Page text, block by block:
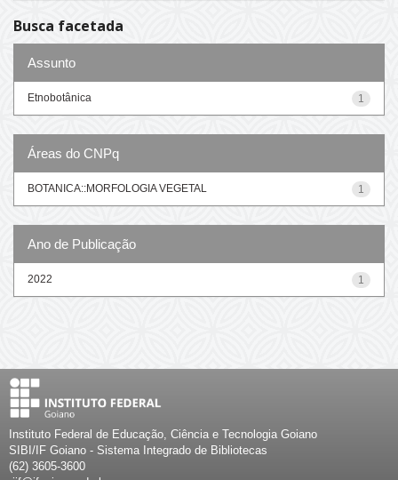
Busca facetada
Assunto
1
Etnobotânica
Áreas do CNPq
1
BOTANICA::MORFOLOGIA VEGETAL
Ano de Publicação
1
2022
Instituto Federal de Educação, Ciência e Tecnologia Goiano
SIBI/IF Goiano - Sistema Integrado de Bibliotecas
(62) 3605-3600